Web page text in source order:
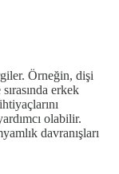
Örneğin, dişi
erkek
olabilir.
davranışları